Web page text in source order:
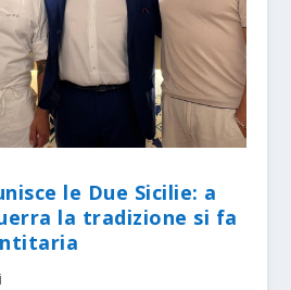
le Due Sicilie: a
la tradizione si fa